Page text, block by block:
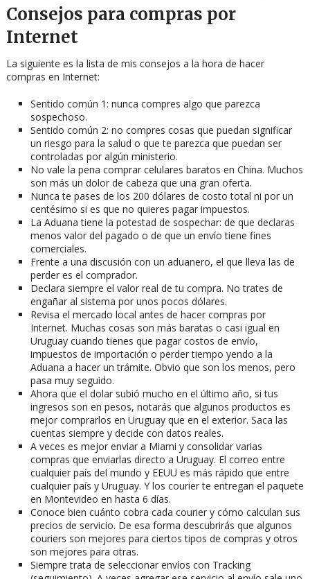
Consejos para compras por
Internet
La siguiente es la lista de mis consejos a la hora de hacer
compras en Internet:
Sentido común 1: nunca compres algo que parezca
sospechoso.
Sentido común 2: no compres cosas que puedan significar
un riesgo para la salud o que te parezca que puedan ser
controladas por algún ministerio.
No vale la pena comprar celulares baratos en China. Muchos
son más un dolor de cabeza que una gran oferta.
Nunca te pases de los 200 dólares de costo total ni por un
centésimo si es que no quieres pagar impuestos.
La Aduana tiene la potestad de sospechar: de que declaras
menos valor del pagado o de que un envío tiene fines
comerciales.
Frente a una discusión con un aduanero, el que lleva las de
perder es el comprador.
Declara siempre el valor real de tu compra. No trates de
engañar al sistema por unos pocos dólares.
Revisa el mercado local antes de hacer compras por
Internet. Muchas cosas son más baratas o casi igual en
Uruguay cuando tienes que pagar costos de envío,
impuestos de importación o perder tiempo yendo a la
Aduana a hacer un trámite. Obvio que son los menos, pero
pasa muy seguido.
Ahora que el dolar subió mucho en el último año, si tus
ingresos son en pesos, notarás que algunos productos es
mejor comprarlos en Uruguay que en el exterior. Saca las
cuentas siempre y decide con datos reales.
A veces es mejor enviar a Miami y consolidar varias
compras que enviarlas directo a Uruguay. El correo entre
cualquier país del mundo y EEUU es más rápido que entre
cualquier país y Uruguay. Y los courier te entregan el paquete
en Montevideo en hasta 6 días.
Conoce bien cuánto cobra cada courier y cómo calculan sus
precios de servicio. De esa forma descubrirás que algunos
couriers son mejores para ciertos tipos de compras y otros
son mejores para otras.
Siempre trata de seleccionar envíos con Tracking